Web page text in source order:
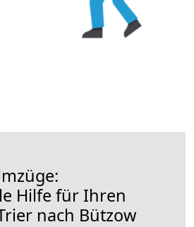
Hilfe für Ihren
nach Bützow